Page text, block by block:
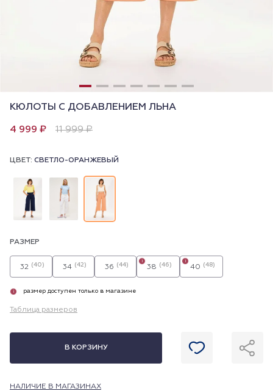
КЮЛОТЫ С ДОБАВЛЕНИЕМ ЛЬНА
4 999 ₽ 11 999 ₽
ЦВЕТ: СВЕТЛО-ОРАНЖЕВЫЙ
РАЗМЕР
32 (40) 34 (42) 36 (44) 38 (46)
i
40 (48)
i
i размер доступен только в магазине
Таблица размеров
В КОРЗИНУ
НАЛИЧИЕ В МАГАЗИНАХ